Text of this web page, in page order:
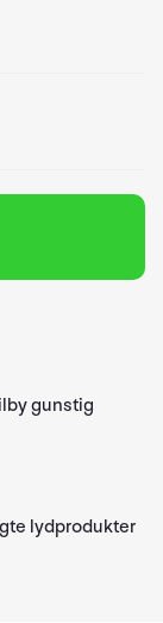
gunstig
lydprodukter